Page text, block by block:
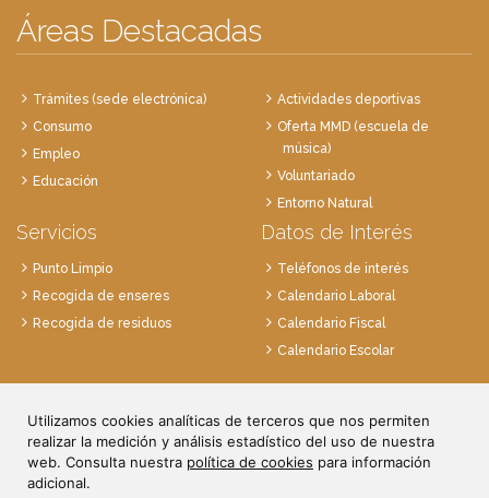
Utilizamos cookies analíticas de terceros que nos permiten
realizar la medición y análisis estadístico del uso de nuestra
web. Consulta nuestra política de cookies para información
adicional.
Áreas Destacadas
Trámites (sede electrónica)
Consumo
Empleo
Educación
Actividades deportivas
Oferta MMD (escuela de
música)
Voluntariado
Entorno Natural
Servicios
Punto Limpio
Recogida de enseres
Recogida de residuos
Datos de Interés
Teléfonos de interés
Calendario Laboral
Calendario Fiscal
Calendario Escolar
28814 Daganzo, Madrid
Tlf. 91 884 52 59
Fax. 91 884 52 92